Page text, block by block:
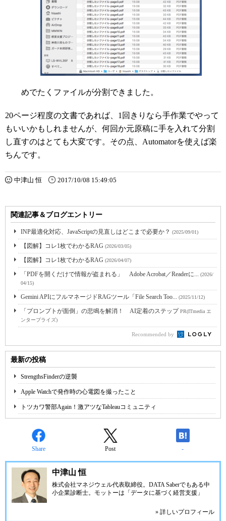
めでたくファイルが分割できました。
20ページ程度の文書であれば、1回きりなら手作業でやって
もいいかもしれませんが、何回か元原稿に手を入れて分割
し直すのはとても大変です。その点、Automatorを使えば楽
ちんです。
中津山 恒 2017/10/08 15:49:05
関連記事＆ブログエントリー
INP最適化対応、JavaScriptの見直しはどこまで必要か？ (2025/09/01)
【図解】コレ1枚でわかるRAG (2026/03/05)
【図解】コレ1枚でわかるRAG (2026/04/07)
「PDFを開くだけで情報が盗まれる」 Adobe Acrobat／Readerに... (2026/
04/15)
Gemini APIにフルマネージドRAGツール「File Search Too... (2025/11/12)
「プロンプトが面倒」の悲鳴を解消！ AI定着のステップPR(ITmedia エ
ンタープライズ)
Recommended by
最新の投稿
StrengthsFinderの逆襲
Apple Watchで発作時の心電図を撮ったこと
トツカワ警部Again！激アツなTableauコミュニティ
Share Post -
中津山 恒
株式会社マネジウェル代表取締役。 DATA Saberでもある中
小企業診断士。モットーは「データに基づく経営支援」
» 詳しいプロフィール